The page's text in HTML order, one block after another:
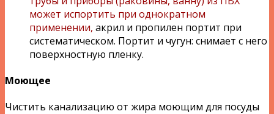
может испортить при однократном
применении, акрил и пропилен портит при
систематическом. Портит и чугун: снимает с него
поверхностную пленку.
Моющее
Чистить канализацию от жира моющим для посуды